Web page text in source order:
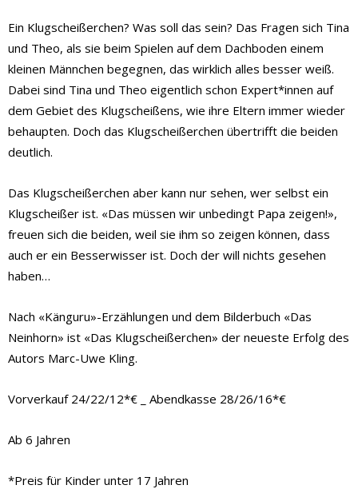
Ein Klugscheißerchen? Was soll das sein? Das Fragen sich Tina
und Theo, als sie beim Spielen auf dem Dachboden einem
kleinen Männchen begegnen, das wirklich alles besser weiß.
Dabei sind Tina und Theo eigentlich schon Expert*innen auf
dem Gebiet des Klugscheißens, wie ihre Eltern immer wieder
behaupten. Doch das Klugscheißerchen übertrifft die beiden
deutlich.
Das Klugscheißerchen aber kann nur sehen, wer selbst ein
Klugscheißer ist. «Das müssen wir unbedingt Papa zeigen!»,
freuen sich die beiden, weil sie ihm so zeigen können, dass
auch er ein Besserwisser ist. Doch der will nichts gesehen
haben…
Nach «Känguru»-Erzählungen und dem Bilderbuch «Das
Neinhorn» ist «Das Klugscheißerchen» der neueste Erfolg des
Autors Marc-Uwe Kling.
Vorverkauf 24/22/12*€ _ Abendkasse 28/26/16*€
Ab 6 Jahren
*Preis für Kinder unter 17 Jahren